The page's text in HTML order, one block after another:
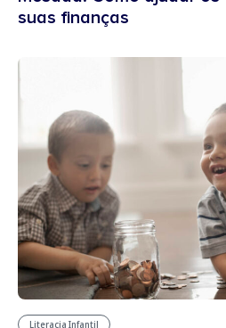
suas finanças
Literacia Infantil